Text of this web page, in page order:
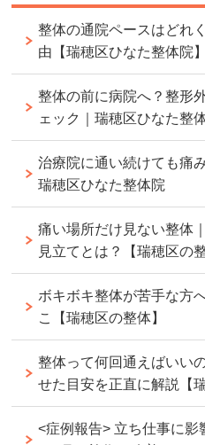
整体の通院ペースはどれ
由【瑞穂区ひなた整体院】
整体の前に病院へ？整形
ェック｜瑞穂区ひなた整
治療院に通い続けても痛
瑞穂区ひなた整体院
痛い場所だけ見ない整体
見立てとは？【瑞穂区の整
ボキボキ整体が苦手な方
こ【瑞穂区の整体】
整体って何回通えばいい
せた目安を正直に解説【
<症例報告> 立ち仕事に